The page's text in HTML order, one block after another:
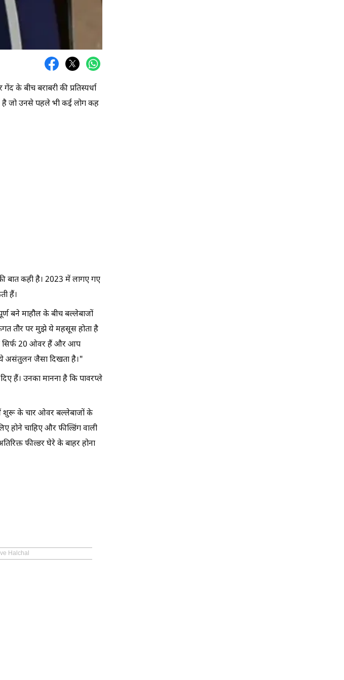
बीच बराबरी की प्रतिस्पर्धा
है जो उनसे पहले भी कई लोग कह
बात कही है। 2023 में लागए गए
हैं।
बने माहौल के बीच बल्लेबाजों
तौर पर मुझे ये महसूस होता है
सिर्फ 20 ओवर हैं और आप
असंतुलन जैसा दिखता है।"
उनका मानना है कि पावरप्ले
शुरू के चार ओवर बल्लेबाजों के
होने चाहिए और फील्डिंग वाली
फील्डर घेरे के बाहर होना
Halchal